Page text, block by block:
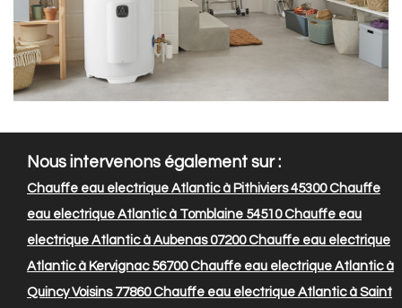
Nous intervenons également sur :
Chauffe eau electrique Atlantic à Pithiviers 45300Chauffe
eau electrique Atlantic à Tomblaine 54510Chauffe eau
electrique Atlantic à Aubenas 07200Chauffe eau electrique
Atlantic à Kervignac 56700Chauffe eau electrique Atlantic à
Quincy Voisins 77860Chauffe eau electrique Atlantic à Saint